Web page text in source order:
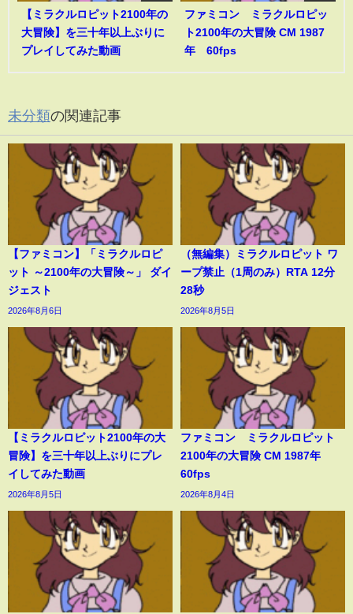
【ミラクルロピット2100年の
大冒険】を三十年以上ぶりに
プレイしてみた動画
ファミコン ミラクルロピッ
ト2100年の大冒険 CM 1987
年 60fps
未分類の関連記事
【ファミコン】「ミラクルロピ
ット ～2100年の大冒険～」 ダイ
ジェスト
2026年8月6日
（無編集）ミラクルロピット ワ
ープ禁止（1周のみ）RTA 12分
28秒
2026年8月5日
【ミラクルロピット2100年の大
冒険】を三十年以上ぶりにプレ
イしてみた動画
2026年8月5日
ファミコン ミラクルロピット
2100年の大冒険 CM 1987年
60fps
2026年8月4日